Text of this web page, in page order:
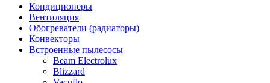
Кондиционеры
Вентиляция
Обогреватели (радиаторы)
Конвекторы
Встроенные пылесосы
Beam Electrolux
Blizzard